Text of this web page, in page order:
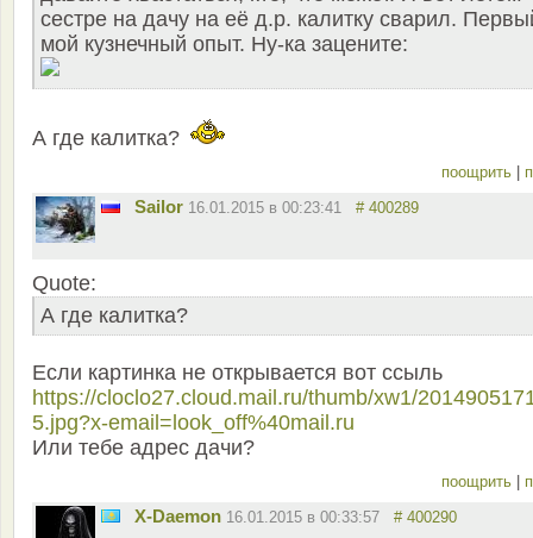
сестре на дачу на её д.р. калитку сварил.
мой кузнечный опыт. Ну-ка зацените:
А где калитка?
поощрить |
Sailor 16.01.2015 в 00:23:41 # 400289
Quote:
А где калитка?
Если картинка не открывается вот ссыль
https://cloclo27.cloud.mail.ru/thumb/xw1/
5.jpg?x-email=look_off%40mail.ru
Или тебе адрес дачи?
поощрить |
X-Daemon 16.01.2015 в 00:33:57 # 400290